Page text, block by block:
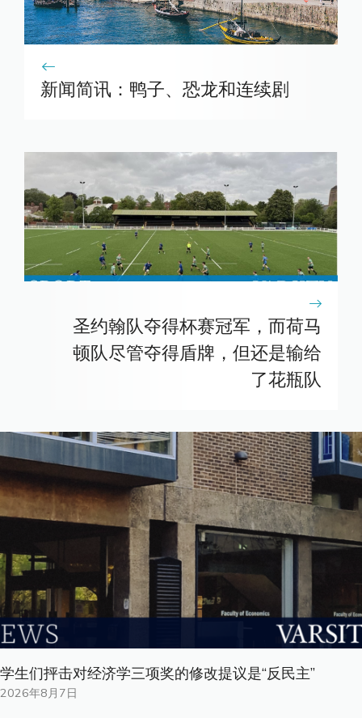
新闻简讯：鸭子、恐龙和连续剧
圣约翰队夺得杯赛冠军，而荷马
顿队尽管夺得盾牌，但还是输给
了花瓶队
学生们抨击对经济学三项奖的修改提议是“反民主”
2026年8月7日